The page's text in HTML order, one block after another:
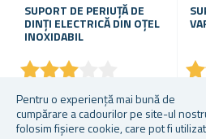
Pentru o experiență mai bună de
cumpărare a cadourilor pe site-ul
folosim fișiere cookie, care pot fi
SUPORT DE PERIUȚĂ DE
DINȚI ELECTRICĂ DIN OȚEL
INOXIDABIL
★★★
★★★
24,93 lei
În stoc
★
★